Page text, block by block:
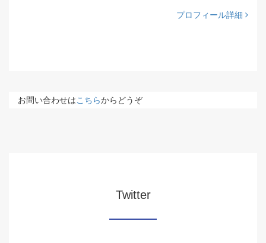
プロフィール詳細
お問い合わせはこちらからどうぞ
Twitter